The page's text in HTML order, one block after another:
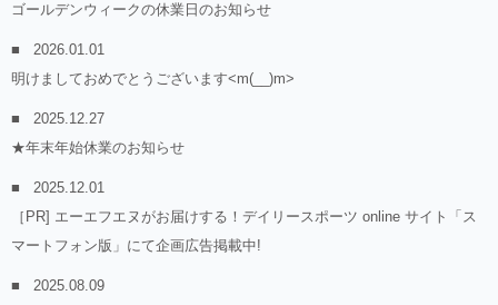
ゴールデンウィークの休業日のお知らせ
2026.01.01
明けましておめでとうございます<m(__)m>
2025.12.27
★年末年始休業のお知らせ
2025.12.01
［PR] エーエフエヌがお届けする！デイリースポーツ online サイト「ス
マートフォン版」にて企画広告掲載中!
2025.08.09